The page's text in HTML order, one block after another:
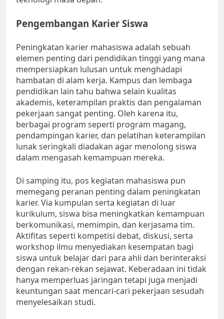
Pengembangan Karier Siswa
Peningkatan karier mahasiswa adalah sebuah
elemen penting dari pendidikan tinggi yang mana
mempersiapkan lulusan untuk menghadapi
hambatan di alam kerja. Kampus dan lembaga
pendidikan lain tahu bahwa selain kualitas
akademis, keterampilan praktis dan pengalaman
pekerjaan sangat penting. Oleh karena itu,
berbagai program seperti program magang,
pendampingan karier, dan pelatihan keterampilan
lunak seringkali diadakan agar menolong siswa
dalam mengasah kemampuan mereka.
Di samping itu, pos kegiatan mahasiswa pun
memegang peranan penting dalam peningkatan
karier. Via kumpulan serta kegiatan di luar
kurikulum, siswa bisa meningkatkan kemampuan
berkomunikasi, memimpin, dan kerjasama tim.
Aktifitas seperti kompetisi debat, diskusi, serta
workshop ilmu menyediakan kesempatan bagi
siswa untuk belajar dari para ahli dan berinteraksi
dengan rekan-rekan sejawat. Keberadaan ini tidak
hanya memperluas jaringan tetapi juga menjadi
keuntungan saat mencari-cari pekerjaan sesudah
menyelesaikan studi.